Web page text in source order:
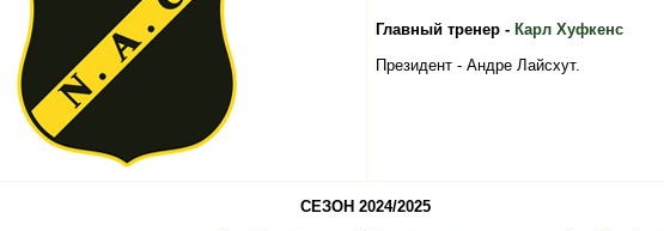
Главный тренер - Карл Хуфкенс
Президент - Андре Лайсхут.
СЕЗОН 2024/2025